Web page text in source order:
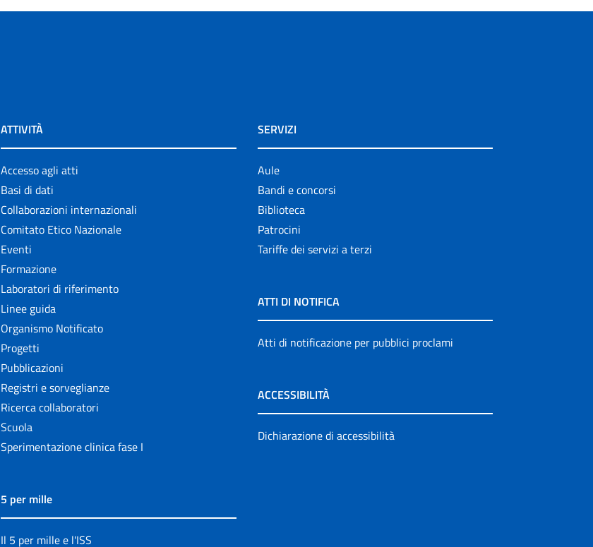
ATTIVITÀ
Accesso agli atti
Basi di dati
Collaborazioni internazionali
Comitato Etico Nazionale
Eventi
Formazione
Laboratori di riferimento
Linee guida
Organismo Notificato
Progetti
Pubblicazioni
Registri e sorveglianze
Ricerca collaboratori
Scuola
Sperimentazione clinica fase I
5 per mille
Il 5 per mille e l'ISS
SERVIZI
Aule
Bandi e concorsi
Biblioteca
Patrocini
Tariffe dei servizi a terzi
ATTI DI NOTIFICA
Atti di notificazione per pubblici proclami
ACCESSIBILITÀ
Dichiarazione di accessibilità